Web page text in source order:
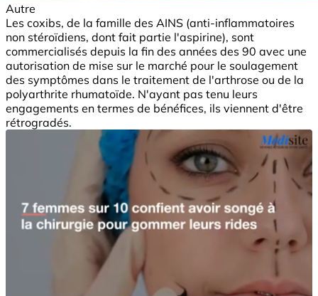
Autre
Les coxibs, de la famille des AINS (anti-inflammatoires
non stéroïdiens, dont fait partie l'aspirine), sont
commercialisés depuis la fin des années des 90 avec une
autorisation de mise sur le marché pour le soulagement
des symptômes dans le traitement de l'arthrose ou de la
polyarthrite rhumatoïde. N'ayant pas tenu leurs
engagements en termes de bénéfices, ils viennent d'être
rétrogradés.